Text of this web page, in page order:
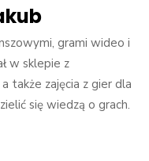
grami wideo i
w sklepie z
także zajęcia z gier dla
się wiedzą o grach.